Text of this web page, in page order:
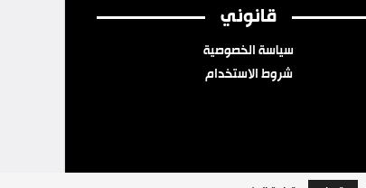
قانوني
سياسة الخصوصية
شروط الاستخدام